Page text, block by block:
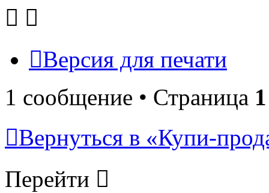
Версия для печати
1 сообщение • Страница 1
Вернуться в «Купи-
Перейти